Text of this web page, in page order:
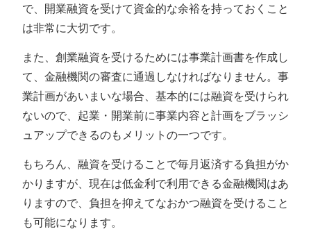
で、開業融資を受けて資金的な余裕を持っておくこと
は非常に大切です。
また、創業融資を受けるためには事業計画書を作成し
て、金融機関の審査に通過しなければなりません。事
業計画があいまいな場合、基本的には融資を受けられ
ないので、起業・開業前に事業内容と計画をブラッシ
ュアップできるのもメリットの一つです。
もちろん、融資を受けることで毎月返済する負担がか
かりますが、現在は低金利で利用できる金融機関はあ
りますので、負担を抑えてなおかつ融資を受けること
も可能になります。